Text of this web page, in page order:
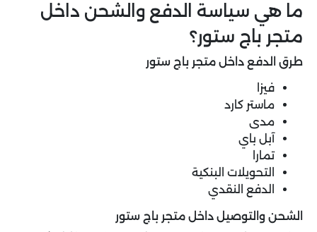
ما هي سياسة الدفع والشحن داخل
متجر باج ستور؟
طرق الدفع داخل متجر باج ستور
فيزا
ماستر كارد
مدى
آبل باي
تمارا
التحويلات البنكية
الدفع النقدي
الشحن والتوصيل داخل متجر باج ستور